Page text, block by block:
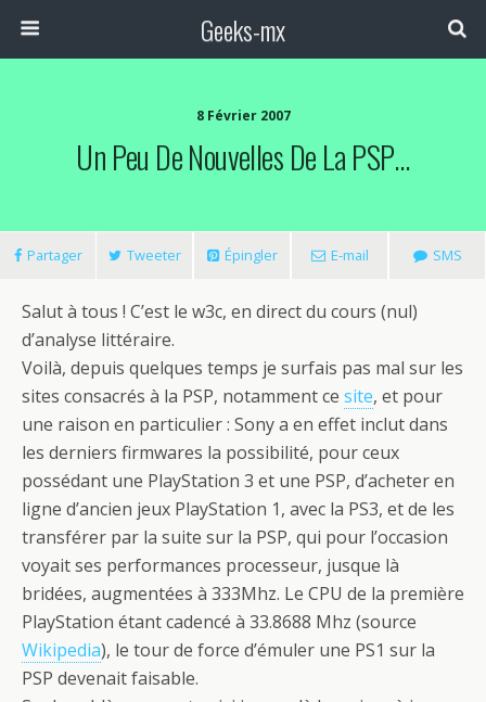
Geeks-mx
8 Février 2007
Un Peu De Nouvelles De La PSP…
Partager Tweeter Épingler E-mail SMS
Salut à tous ! C’est le w3c, en direct du cours (nul)
d’analyse littéraire.
Voilà, depuis quelques temps je surfais pas mal sur les
sites consacrés à la PSP, notamment ce site, et pour
une raison en particulier : Sony a en effet inclut dans
les derniers firmwares la possibilité, pour ceux
possédant une PlayStation 3 et une PSP, d’acheter en
ligne d’ancien jeux PlayStation 1, avec la PS3, et de les
transférer par la suite sur la PSP, qui pour l’occasion
voyait ses performances processeur, jusque là
bridées, augmentées à 333Mhz. Le CPU de la première
PlayStation étant cadencé à 33.8688 Mhz (source
Wikipedia), le tour de force d’émuler une PS1 sur la
PSP devenait faisable.